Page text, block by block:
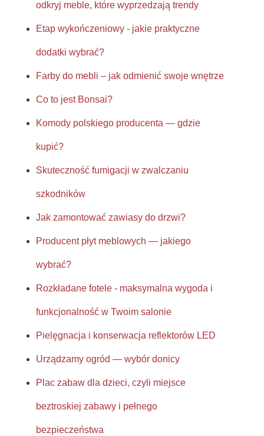
odkryj meble, które wyprzedzają trendy
Etap wykończeniowy - jakie praktyczne
dodatki wybrać?
Farby do mebli – jak odmienić swoje wnętrze
Co to jest Bonsai?
Komody polskiego producenta — gdzie
kupić?
Skuteczność fumigacji w zwalczaniu
szkodników
Jak zamontować zawiasy do drzwi?
Producent płyt meblowych — jakiego
wybrać?
Rozkładane fotele - maksymalna wygoda i
funkcjonalność w Twoim salonie
Pielęgnacja i konserwacja reflektorów LED
Urządzamy ogród — wybór donicy
Plac zabaw dla dzieci, czyli miejsce
beztroskiej zabawy i pełnego
bezpieczeństwa